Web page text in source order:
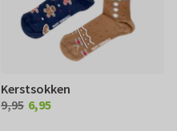
Kerstsokken
€ 6,95
9,95 6,95